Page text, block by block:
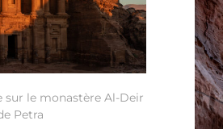
le monastère Al-Deir
Petra